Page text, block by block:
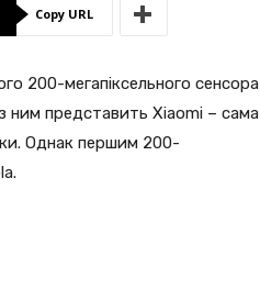
Copy URL
200-мегапіксельного сенсора
ним представить Xiaomi – сама
Однак першим 200-